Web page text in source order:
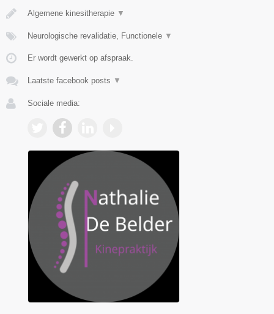
Algemene kinesitherapie ▼
Neurologische revalidatie, Functionele ▼
Er wordt gewerkt op afspraak.
Laatste facebook posts ▼
Sociale media: